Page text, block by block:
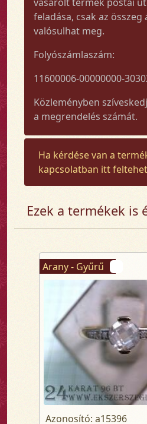
feladása, csak az
valósulhat meg.
Folyószámlaszám:
11600006-00000000-
Közleményben
a megrendelés számát.
Ha kérdése van a
kapcsolatban itt
Ezek a termékek is
Arany - Gyűrű
Azonosító: a15396